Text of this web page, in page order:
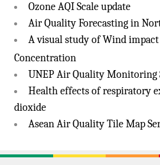
Ozone AQI Scale update
Air Quality Forecasting in
A visual study of Wind
Concentration
UNEP Air Quality Monitoring
Health effects of respiratory
dioxide
Asean Air Quality Tile Map